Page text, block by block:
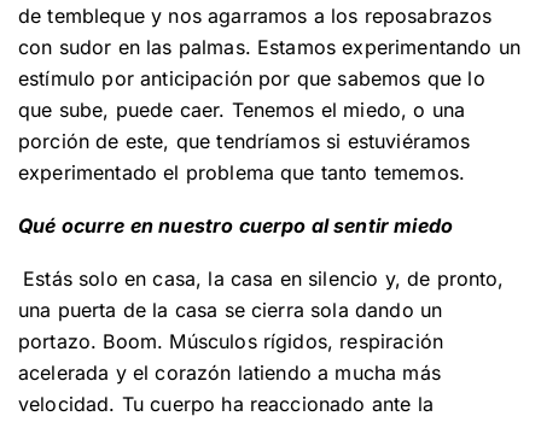
de tembleque y nos agarramos a los reposabrazos
con sudor en las palmas. Estamos experimentando un
estímulo por anticipación por que sabemos que lo
que sube, puede caer. Tenemos el miedo, o una
porción de este, que tendríamos si estuviéramos
experimentado el problema que tanto tememos.
Qué ocurre en nuestro cuerpo al sentir miedo
Estás solo en casa, la casa en silencio y, de pronto,
una puerta de la casa se cierra sola dando un
portazo. Boom. Músculos rígidos, respiración
acelerada y el corazón latiendo a mucha más
velocidad. Tu cuerpo ha reaccionado ante la